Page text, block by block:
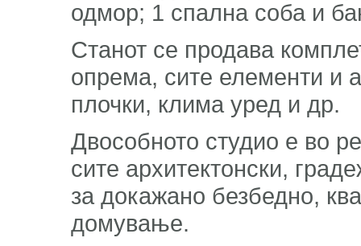
одмор; 1 спална соба и
Станот се продава
опрема, сите елементи и
плочки, клима уред и др.
Двособното студио е во
сите архитектонски,
за докажано безбедно,
домување.